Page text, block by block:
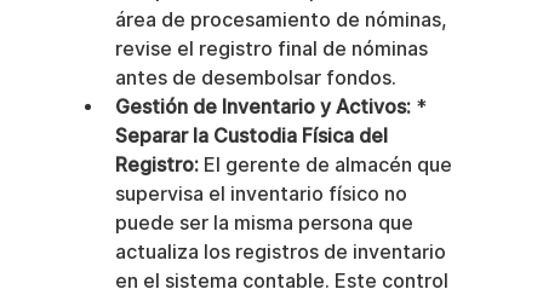
área de procesamiento de nóminas,
revise el registro final de nóminas
antes de desembolsar fondos.
Gestión de Inventario y Activos: *
Separar la Custodia Física del
Registro: El gerente de almacén que
supervisa el inventario físico no
puede ser la misma persona que
actualiza los registros de inventario
en el sistema contable. Este control